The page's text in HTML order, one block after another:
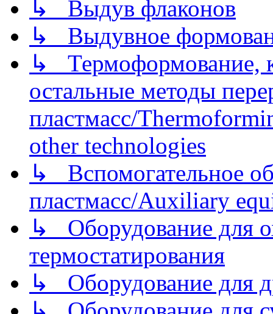
↳ Выдув флаконов
↳ Выдувное
↳ Термоформование,
остальные методы
пластмасс/
other technologies
↳ Вспомогательное
пластмасс/Auxiliary
↳ Оборудование для
термостатирования
↳ Оборудование для